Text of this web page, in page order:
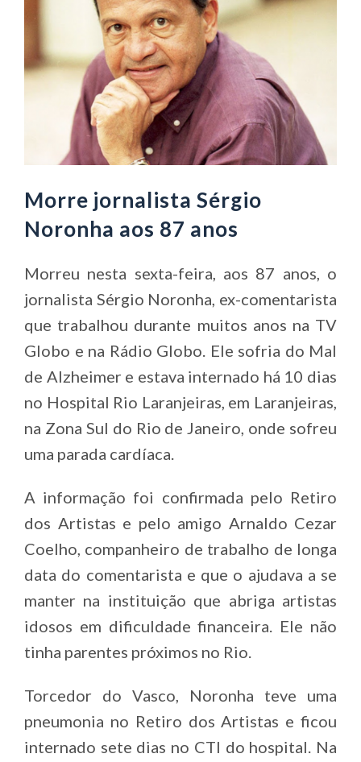
Morre jornalista Sérgio
Noronha aos 87 anos
Morreu nesta sexta-feira, aos 87 anos, o
jornalista Sérgio Noronha, ex-comentarista
que trabalhou durante muitos anos na TV
Globo e na Rádio Globo. Ele sofria do Mal
de Alzheimer e estava internado há 10 dias
no Hospital Rio Laranjeiras, em Laranjeiras,
na Zona Sul do Rio de Janeiro, onde sofreu
uma parada cardíaca.
A informação foi confirmada pelo Retiro
dos Artistas e pelo amigo Arnaldo Cezar
Coelho, companheiro de trabalho de longa
data do comentarista e que o ajudava a se
manter na instituição que abriga artistas
idosos em dificuldade financeira. Ele não
tinha parentes próximos no Rio.
Torcedor do Vasco, Noronha teve uma
pneumonia no Retiro dos Artistas e ficou
internado sete dias no CTI do hospital. Na